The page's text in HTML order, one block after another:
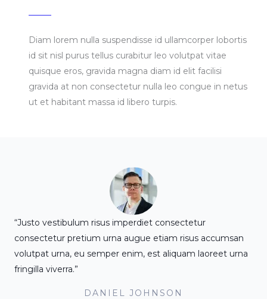
Diam lorem nulla suspendisse id ullamcorper lobortis
id sit nisl purus tellus curabitur leo volutpat vitae
quisque eros, gravida magna diam id elit facilisi
gravida at non consectetur nulla leo congue in netus
ut et habitant massa id libero turpis.
“Justo vestibulum risus imperdiet consectetur
consectetur pretium urna augue etiam risus accumsan
volutpat urna, eu semper enim, est aliquam laoreet urna
fringilla viverra.”
DANIEL JOHNSON